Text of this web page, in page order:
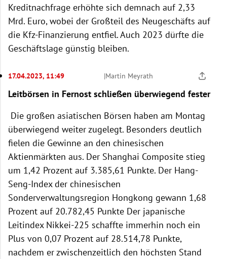
Kreditnachfrage erhöhte sich demnach auf 2,33
Mrd. Euro, wobei der Großteil des Neugeschäfts auf
die Kfz-Finanzierung entfiel. Auch 2023 dürfte die
Geschäftslage günstig bleiben.
17.04.2023, 11:49 |Martin Meyrath
Leitbörsen in Fernost schließen überwiegend fester
Die großen asiatischen Börsen haben am Montag
überwiegend weiter zugelegt. Besonders deutlich
fielen die Gewinne an den chinesischen
Aktienmärkten aus. Der Shanghai Composite stieg
um 1,42 Prozent auf 3.385,61 Punkte. Der Hang-
Seng-Index der chinesischen
Sonderverwaltungsregion Hongkong gewann 1,68
Prozent auf 20.782,45 Punkte Der japanische
Leitindex Nikkei-225 schaffte immerhin noch ein
Plus von 0,07 Prozent auf 28.514,78 Punkte,
nachdem er zwischenzeitlich den höchsten Stand